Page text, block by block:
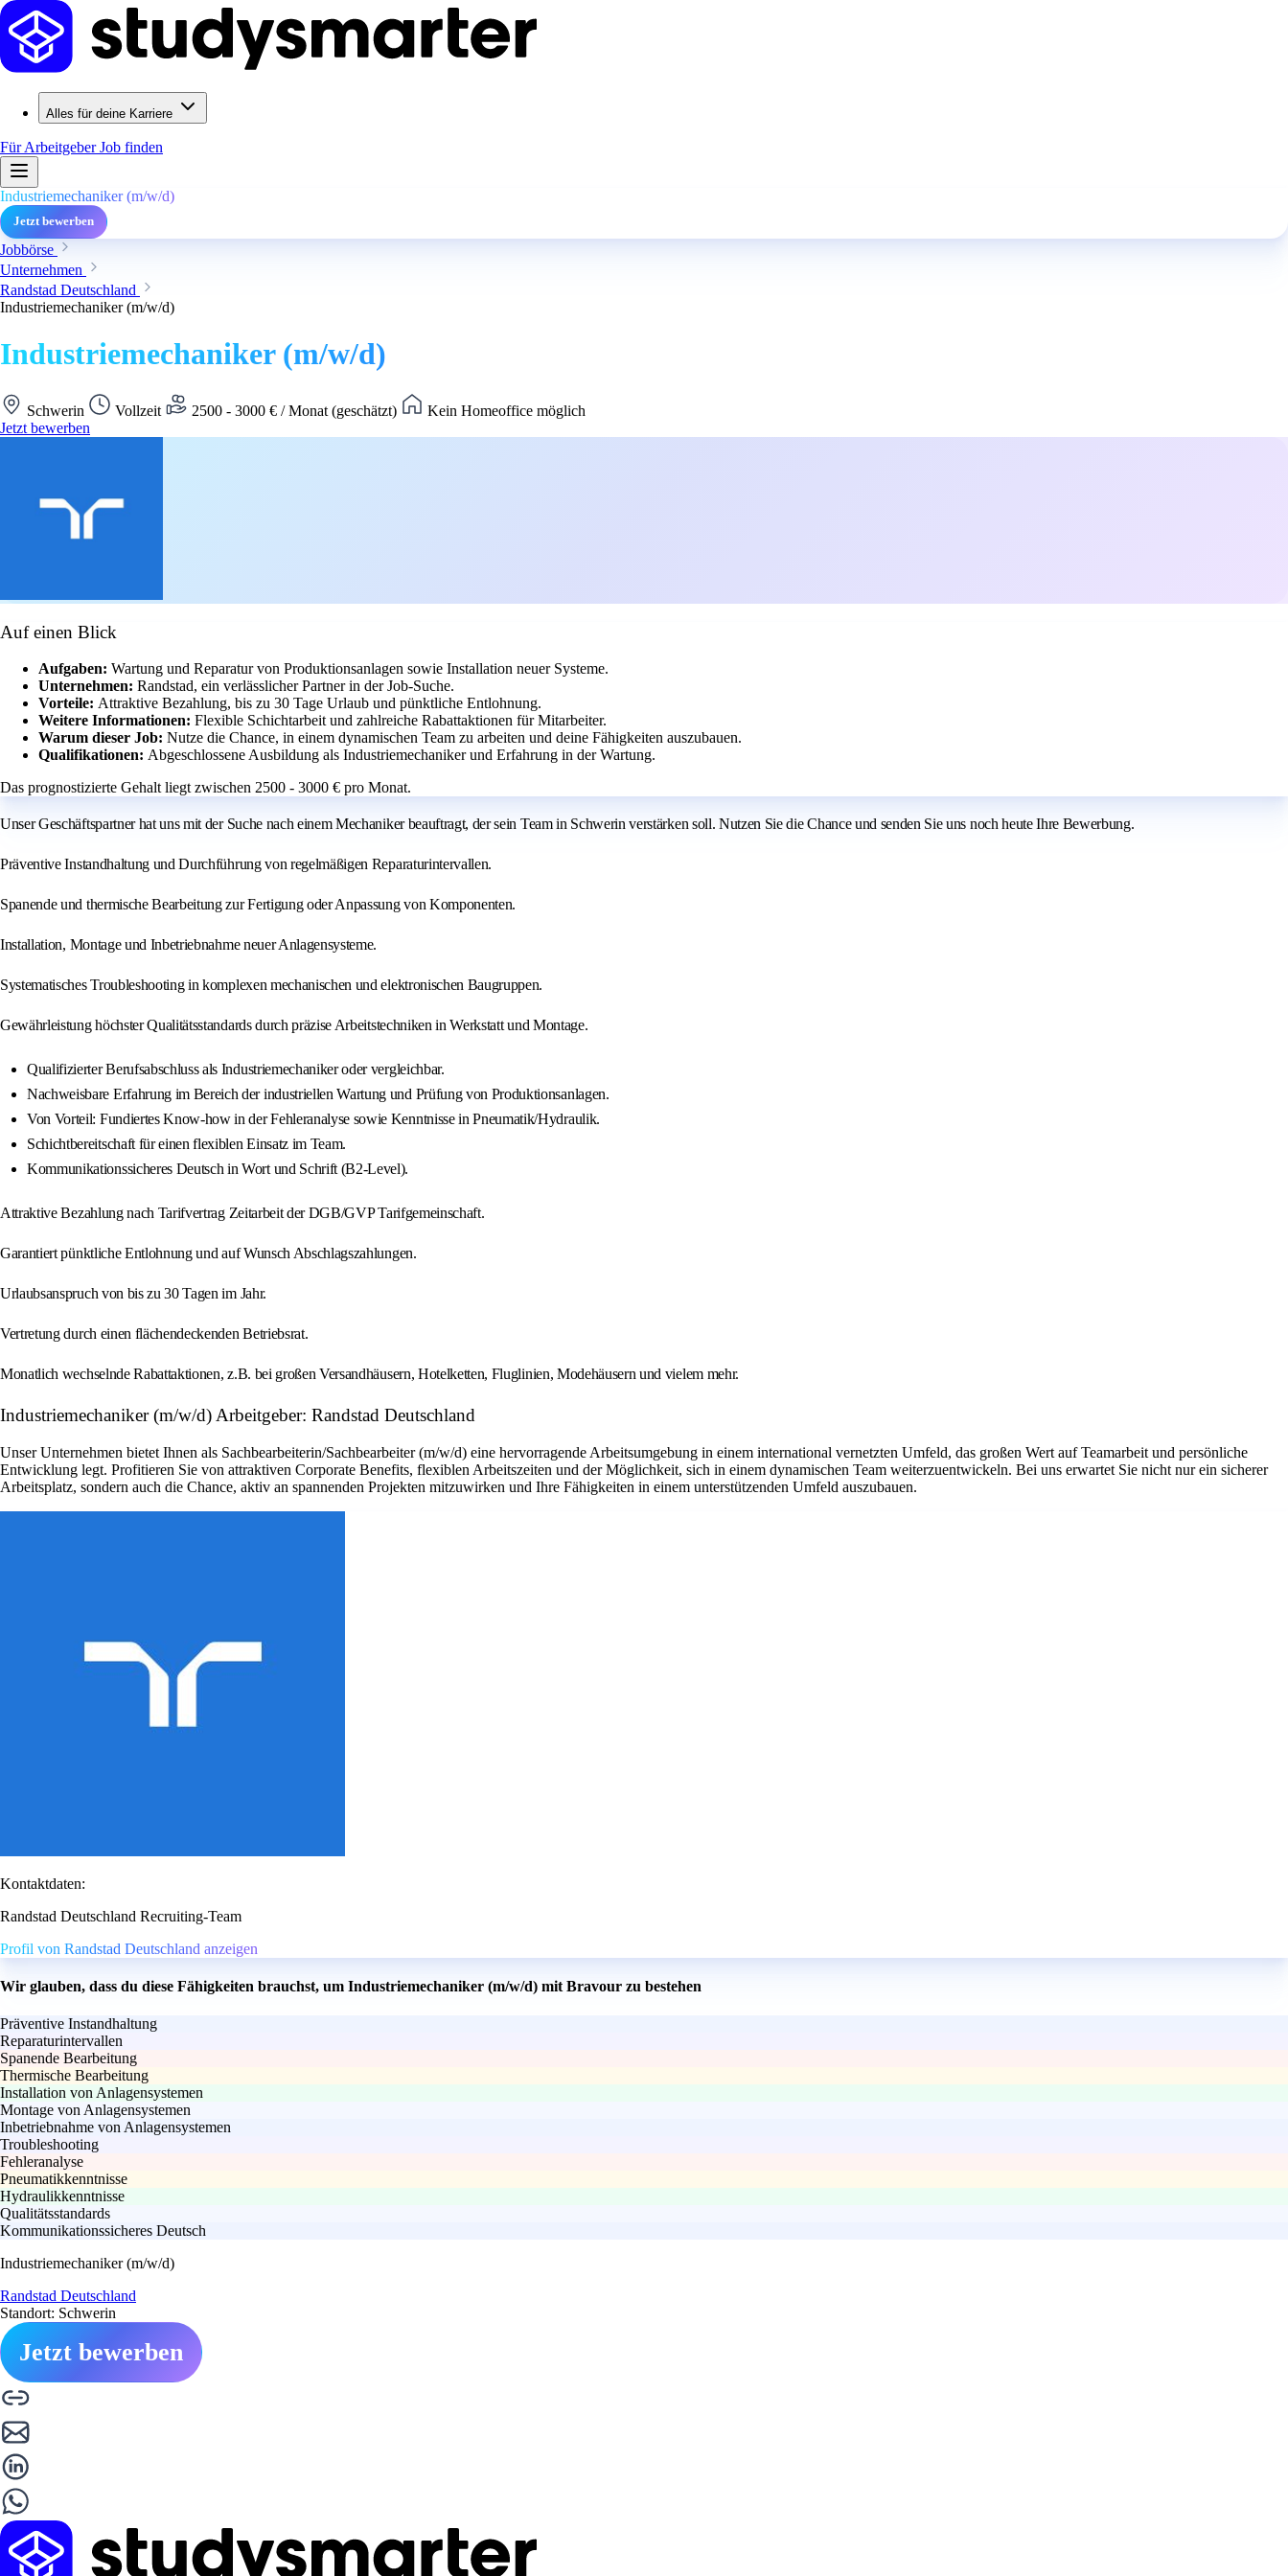
Alles für deine Karriere
Für ArbeitgeberJob finden
Industriemechaniker (m/w/d)
Jetzt bewerben
Jobbörse
Unternehmen
Randstad Deutschland
Industriemechaniker (m/w/d)
Industriemechaniker (m/w/d)
Schwerin Vollzeit 2500 - 3000 € / Monat (geschätzt)
Kein Homeoffice möglich
Jetzt bewerben
Auf einen Blick
Aufgaben: Wartung und Reparatur von Produktionsanlagen sowie Installation neuer Systeme.
Unternehmen: Randstad, ein verlässlicher Partner in der Job-Suche.
Vorteile: Attraktive Bezahlung, bis zu 30 Tage Urlaub und pünktliche Entlohnung.
Weitere Informationen: Flexible Schichtarbeit und zahlreiche Rabattaktionen für Mitarbeiter.
Warum dieser Job: Nutze die Chance, in einem dynamischen Team zu arbeiten und deine Fähigkeiten auszubauen.
Qualifikationen: Abgeschlossene Ausbildung als Industriemechaniker und Erfahrung in der Wartung.
Das prognostizierte Gehalt liegt zwischen 2500 - 3000 € pro Monat.
Unser Geschäftspartner hat uns mit der Suche nach einem Mechaniker beauftragt, der sein Team in Schwerin verstärken soll. Nutzen Sie die Chance und senden Sie uns noch heute Ihre Bewerbung.
Präventive Instandhaltung und Durchführung von regelmäßigen Reparaturintervallen.
Spanende und thermische Bearbeitung zur Fertigung oder Anpassung von Komponenten.
Installation, Montage und Inbetriebnahme neuer Anlagensysteme.
Systematisches Troubleshooting in komplexen mechanischen und elektronischen Baugruppen.
Gewährleistung höchster Qualitätsstandards durch präzise Arbeitstechniken in Werkstatt und Montage.
Qualifizierter Berufsabschluss als Industriemechaniker oder vergleichbar.
Nachweisbare Erfahrung im Bereich der industriellen Wartung und Prüfung von Produktionsanlagen.
Von Vorteil: Fundiertes Know-how in der Fehleranalyse sowie Kenntnisse in Pneumatik/Hydraulik.
Schichtbereitschaft für einen flexiblen Einsatz im Team.
Kommunikationssicheres Deutsch in Wort und Schrift (B2-Level).
Attraktive Bezahlung nach Tarifvertrag Zeitarbeit der DGB/GVP Tarifgemeinschaft.
Garantiert pünktliche Entlohnung und auf Wunsch Abschlagszahlungen.
Urlaubsanspruch von bis zu 30 Tagen im Jahr.
Vertretung durch einen flächendeckenden Betriebsrat.
Monatlich wechselnde Rabattaktionen, z.B. bei großen Versandhäusern, Hotelketten, Fluglinien, Modehäusern und vielem mehr.
Industriemechaniker (m/w/d) Arbeitgeber: Randstad Deutschland
Unser Unternehmen bietet Ihnen als Sachbearbeiterin/Sachbearbeiter (m/w/d) eine hervorragende Arbeitsumgebung in einem international vernetzten Umfeld, das großen Wert auf Teamarbeit und persönliche
Entwicklung legt. Profitieren Sie von attraktiven Corporate Benefits, flexiblen Arbeitszeiten und der Möglichkeit, sich in einem dynamischen Team weiterzuentwickeln. Bei uns erwartet Sie nicht nur ein sicherer
Arbeitsplatz, sondern auch die Chance, aktiv an spannenden Projekten mitzuwirken und Ihre Fähigkeiten in einem unterstützenden Umfeld auszubauen.
Kontaktdaten:
Randstad Deutschland Recruiting-Team
Profil von Randstad Deutschland anzeigen
Wir glauben, dass du diese Fähigkeiten brauchst, um Industriemechaniker (m/w/d) mit Bravour zu bestehen
Präventive Instandhaltung
Reparaturintervallen
Spanende Bearbeitung
Thermische Bearbeitung
Installation von Anlagensystemen
Montage von Anlagensystemen
Inbetriebnahme von Anlagensystemen
Troubleshooting
Fehleranalyse
Pneumatikkenntnisse
Hydraulikkenntnisse
Qualitätsstandards
Kommunikationssicheres Deutsch
Industriemechaniker (m/w/d)
Randstad Deutschland
Standort: Schwerin
Jetzt bewerben